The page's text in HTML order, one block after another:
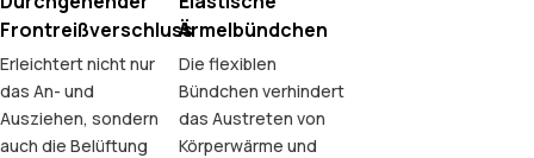
Frontreißverschluss
Erleichtert nicht nur
das An- und
Ausziehen, sondern
auch die Belüftung
Ärmelbündchen
Die flexiblen
Bündchen verhindert
das Austreten von
Körperwärme und